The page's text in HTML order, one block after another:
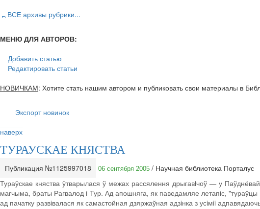
ВСЕ архивы рубрики...
МЕНЮ ДЛЯ АВТОРОВ:
Добавить статью
Редактировать статьи
НОВИЧКАМ: Хотите стать нашим автором и публиковать свои материалы в
Экспорт новинок
наверх
ТУРАУСКАЕ КНЯСТВА
Публикация №1125997018 06 сентября 2005 / Научная библиотека Порталус
Тураўскае княства ўтварылася ў межах рассялення дрыгавiчоў — у
магчыма, браты Рагвалод i Тур. Ад апошняга, як паведамляе летапiс,
ад пачатку развiвалася як самастойная дзяржаўная адзiнка з усiмii